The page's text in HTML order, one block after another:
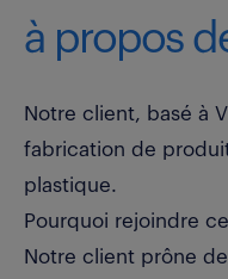
à propos
Notre client, basé à
fabrication de
plastique.
Pourquoi rejoindre
Notre client prône